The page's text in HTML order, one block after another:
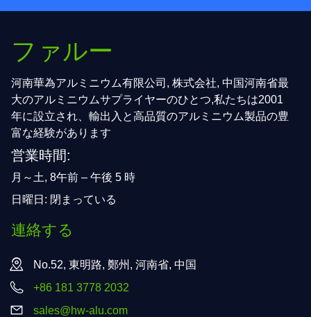
ファルー
河南華為アルミニウム有限公司, 株式会社, 中国河南省最
大のアルミニウムサプライヤーのひとつ,私たちは2001
年に設立され、輸出入と高品質のアルミニウム製品の豊
富な経験があります
営業時間:
月～土, 8午前 – 午後 5 時
日曜日: 閉まっている
連絡する
No.52, 東明路, 鄭州, 河南省, 中国
+86 181 3778 2032
sales@hw-alu.com